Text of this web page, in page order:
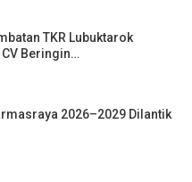
TKR Lubuktarok
Beringin…
2026–2029 Dilantik